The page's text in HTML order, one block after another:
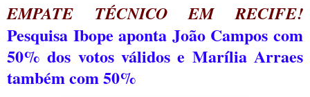
EMPATE TÉCNICO EM RECIFE!
Pesquisa Ibope aponta João Campos com
50% dos votos válidos e Marília Arraes
também com 50%